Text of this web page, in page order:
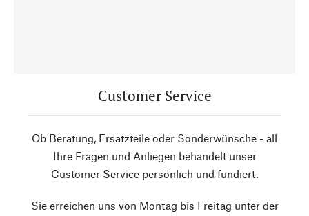
Customer Service
Ob Beratung, Ersatzteile oder Sonderwünsche - all
Ihre Fragen und Anliegen behandelt unser
Customer Service persönlich und fundiert.
Sie erreichen uns von Montag bis Freitag unter der